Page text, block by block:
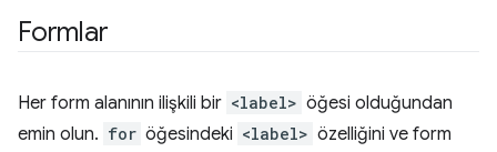
Formlar
Her form alanının ilişkili bir <label> öğesi olduğundan
emin olun. for öğesindeki <label> özelliğini ve form